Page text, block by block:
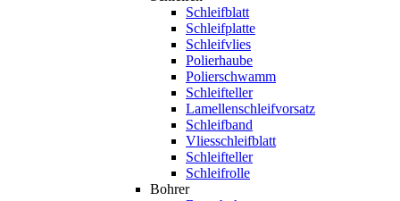
Schleifblatt
Schleifplatte
Schleifvlies
Polierhaube
Polierschwamm
Schleifteller
Lamellenschleifvorsatz
Schleifband
Vliesschleifblatt
Schleifteller
Schleifrolle
Bohrer